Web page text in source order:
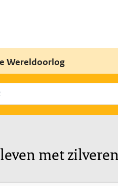
Wereldoorlog
met